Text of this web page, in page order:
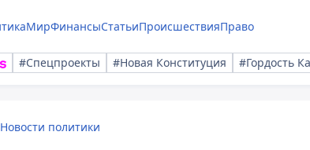
МирФинансыСтатьиПроисшествияПраво
#Спецпроекты #Новая Конституция #Гордость
Новости политики